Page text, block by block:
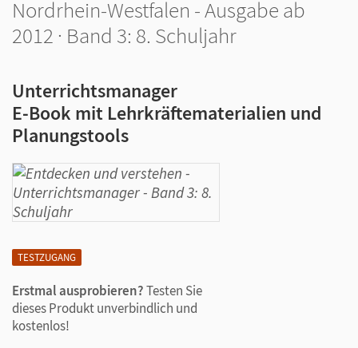
TESTZUGANG
Erstmal ausprobieren?Testen Sie
dieses Produkt unverbindlich und
kostenlos!
Nordrhein-Westfalen - Ausgabe ab
2012 · Band 3: 8. Schuljahr
Unterrichtsmanager
E-Book mit Lehrkräftematerialien und
Planungstools